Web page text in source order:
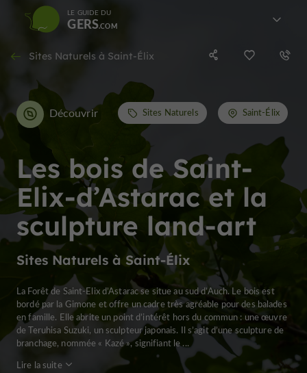
LE GUIDE DU
GERS
Sites Naturels à Saint-Élix
Les bois de Saint-
Elix-d’Astarac et la
sculpture land-art
Sites Naturels à Saint-Élix
Découvrir Sites Naturels Saint-Élix
La Forêt de Saint-Elix d’Astarac se situe au sud d’Auch. Le bois est
bordé par la Gimone et offre un cadre très agréable pour des balades
en famille. Elle abrite un point d’intérêt hors du commun : une œuvre
de Teruhisa Suzuki, un sculpteur japonais. Il s’agit d’une sculpture de
branchage, nommée « Kazé », signifiant le ...
Lire la suite